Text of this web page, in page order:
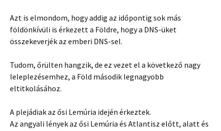
Azt is elmondom, hogy addig az időpontig sok más
földönkívüli is érkezett a Földre, hogy a DNS-üket
összekeverjék az emberi DNS-sel.
Tudom, őrülten hangzik, de ez vezet el a következő nagy
leleplezésemhez, a Föld második legnagyobb
eltitkolásához.
A plejádiak az ősi Lemúria idején érkeztek.
Az angyali lények az ősi Lemúria és Atlantisz előtt, alatt és